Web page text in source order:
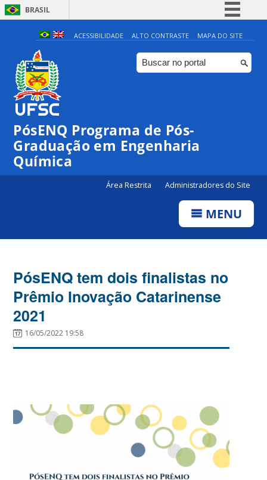
BRASIL
Simplifique!
Comunica BR
Participe
Canais
ACESSIBILIDADE ALTO CONTRASTE MAPA DO SITE
PósENQ Programa de Pós-
Graduação em Engenharia
Química
Área Restrita Administradores do Site
MENU
PósENQ tem dois finalistas no
Prêmio Inovação Catarinense
2021
16/05/2022 19:58